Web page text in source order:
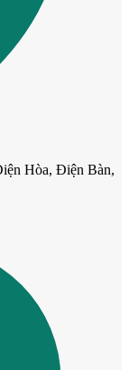
Hòa, Điện Bàn,